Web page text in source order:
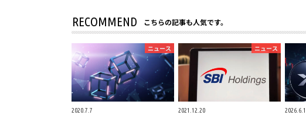
RECOMMEND こちらの記事も人気です。
ニュース
2020.7.7
ニュース
2021.12.20